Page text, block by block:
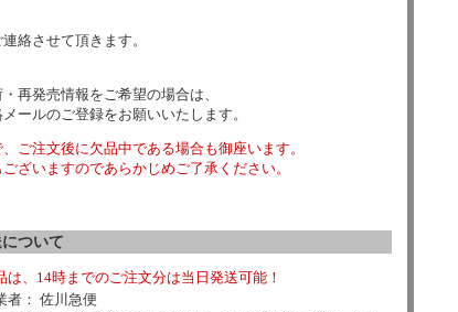
絡させて頂きます。
再発売情報をご希望の場合は、
ールのご登録をお願いいたします。
ご注文後に欠品中である場合も御座います。
ざいますのであらかじめご了承ください。
ついて
は、14時までのご注文分は当日発送可能！
者： 佐川急便